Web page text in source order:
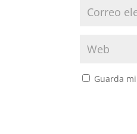
Guarda